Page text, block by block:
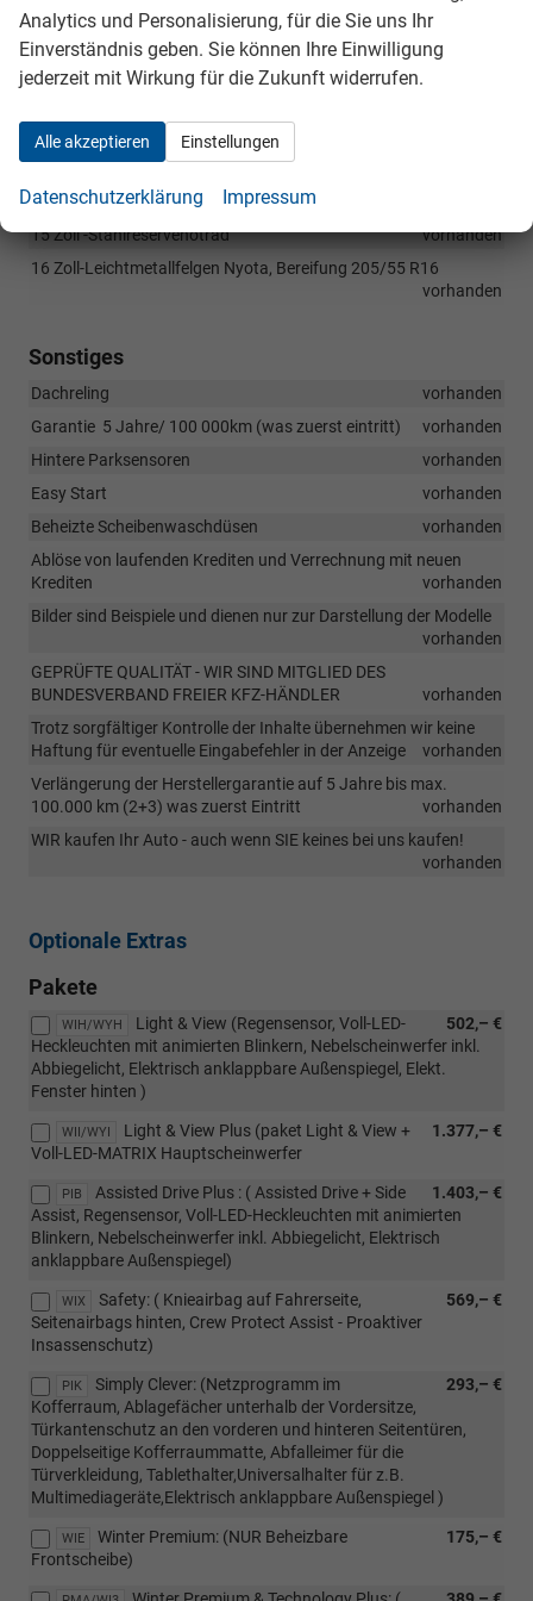
Außen
Nebelscheinwerfer
Räder & Technik
15 Zoll -Stahlreservenotrad
vorhanden
16 Zoll-Leichtmetallfelgen Nyota, Bereifung 205/55 R16
vorhanden
Sonstiges
Dachreling
vorhanden
Garantie 5 Jahre/ 100 000km (was zuerst eintritt)
vorhanden
Hintere Parksensoren
vorhanden
Easy Start
vorhanden
Beheizte Scheibenwaschdüsen
vorhanden
Ablöse von laufenden Krediten und Verrechnung mit neuen
Krediten
vorhanden
Bilder sind Beispiele und dienen nur zur Darstellung der Modelle
vorhanden
GEPRÜFTE QUALITÄT - WIR SIND MITGLIED DES
BUNDESVERBAND FREIER KFZ-HÄNDLER
vorhanden
Trotz sorgfältiger Kontrolle der Inhalte übernehmen wir keine
Haftung für eventuelle Eingabefehler in der Anzeige
vorhanden
Verlängerung der Herstellergarantie auf 5 Jahre bis max.
100.000 km (2+3) was zuerst Eintritt
vorhanden
WIR kaufen Ihr Auto - auch wenn SIE keines bei uns kaufen!
vorhanden
Optionale Extras
Pakete
WIH/WYH 502,– €
Light & View (Regensensor, Voll-LED-
Heckleuchten mit animierten Blinkern, Nebelscheinwerfer inkl.
Abbiegelicht, Elektrisch anklappbare Außenspiegel, Elekt.
Fenster hinten )
WII/WYI 1.377,– €
Light & View Plus (paket Light & View +
Voll-LED-MATRIX Hauptscheinwerfer
PIB 1.403,– €
Assisted Drive Plus : ( Assisted Drive + Side
Assist, Regensensor, Voll-LED-Heckleuchten mit animierten
Blinkern, Nebelscheinwerfer inkl. Abbiegelicht, Elektrisch
anklappbare Außenspiegel)
WIX 569,– €
Safety: ( Knieairbag auf Fahrerseite,
Seitenairbags hinten, Crew Protect Assist - Proaktiver
Insassenschutz)
PIK 293,– €
Simply Clever: (Netzprogramm im
Kofferraum, Ablagefächer unterhalb der Vordersitze,
Türkantenschutz an den vorderen und hinteren Seitentüren,
Doppelseitige Kofferraummatte, Abfalleimer für die
Türverkleidung, Tablethalter,Universalhalter für z.B.
Multimediageräte,Elektrisch anklappbare Außenspiegel )
WIE 175,– €
Winter Premium: (NUR Beheizbare
Frontscheibe)
Analytics und Personalisierung, für die Sie uns Ihr
Einverständnis geben. Sie können Ihre Einwilligung
jederzeit mit Wirkung für die Zukunft widerrufen.
Alle akzeptieren Einstellungen
Datenschutzerklärung Impressum